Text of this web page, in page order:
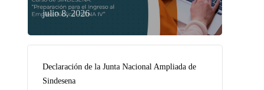
julio 8, 2026
Declaración de la Junta Nacional Ampliada de
Sindesena